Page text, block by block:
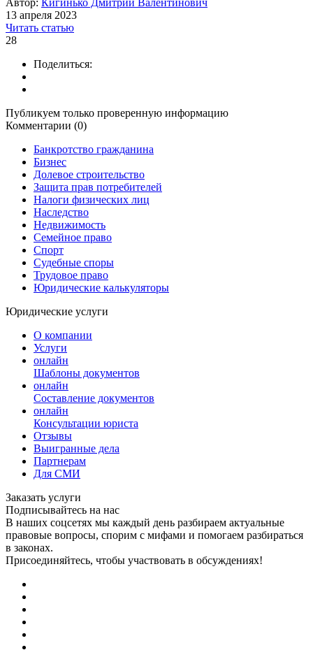
Автор: Кигинько Дмитрий Валентинович
13 апреля 2023
Читать статью
28
Поделиться:
Публикуем только проверенную информацию
Комментарии (0)
Банкротство гражданина
Бизнес
Долевое строительство
Защита прав потребителей
Налоги физических лиц
Наследство
Недвижимость
Семейное право
Спорт
Судебные споры
Трудовое право
Юридические калькуляторы
Юридические услуги
О компании
Услуги
онлайн
Шаблоны документов
онлайн
Составление документов
онлайн
Консультации юриста
Отзывы
Выигранные дела
Партнерам
Для СМИ
Заказать услуги
Подписывайтесь на нас
В наших соцсетях мы каждый день разбираем актуальные
правовые вопросы, спорим с мифами и помогаем разбираться
в законах.
Присоединяйтесь, чтобы участвовать в обсуждениях!